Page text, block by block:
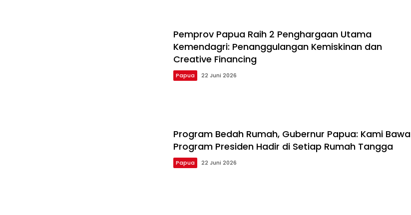
Pemprov Papua Raih 2 Penghargaan Utama
Kemendagri: Penanggulangan Kemiskinan dan
Creative Financing
Papua 22 Juni 2026
Program Bedah Rumah, Gubernur Papua: Kami Bawa
Program Presiden Hadir di Setiap Rumah Tangga
Papua 22 Juni 2026